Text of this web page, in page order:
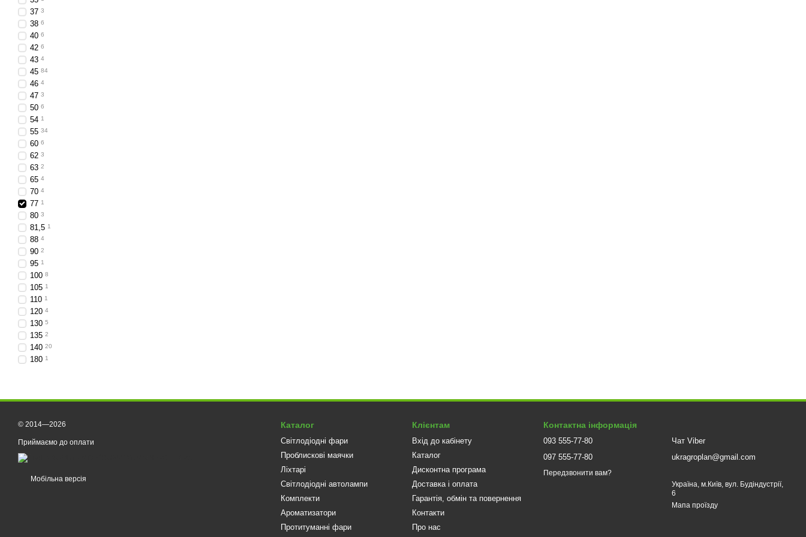
37 3
38 6
40 6
42 6
43 4
45 84
46 4
47 3
50 6
54 1
55 34
60 6
62 3
63 2
65 4
70 4
77 1
80 3
81,5 1
88 4
90 2
95 1
100 8
105 1
110 1
120 4
130 5
135 2
140 20
180 1
© 2014—2026
Приймаємо до оплати
Мобільна версія
Каталог
Світлодіодні фари
Проблискові маячки
Ліхтарі
Світлодіодні автолампи
Комплекти
Ароматизатори
Протитуманні фари
Клієнтам
Вхід до кабінету
Каталог
Дисконтна програма
Доставка і оплата
Гарантія, обмін та повернення
Контакти
Про нас
Контактна інформація
093 555-77-80
097 555-77-80
Передзвонити вам?
Чат Viber
ukragroplan@gmail.com
Україна, м.Київ, вул. Будіндустрії,
6
Мапа проїзду